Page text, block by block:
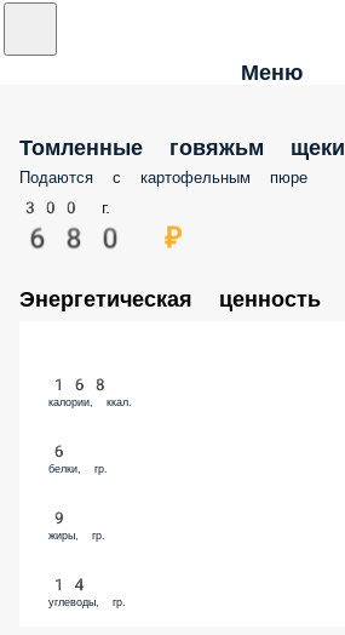
Меню
Томленные говяжьм щеки
Подаются с картофельным пюре
300 г.
680 ₽
Энергетическая ценность
168
калории, ккал.
6
белки, гр.
9
жиры, гр.
14
углеводы, гр.